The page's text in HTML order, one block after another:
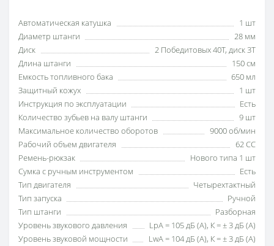
Автоматическая катушка
1 шт
Диаметр штанги
28 мм
Диск
2 Победитовых 40Т, диск 3Т
Длина штанги
150 см
Емкость топливного бака
650 мл
Защитный кожух
1 шт
Инструкция по эксплуатации
Есть
Количество зубьев на валу штанги
9 шт
Максимальное количество оборотов
9000 об/мин
Рабочий объем двигателя
62 СС
Ремень-рюкзак
Нового типа 1 шт
Сумка с ручным инструментом
Есть
Тип двигателя
Четырехтактный
Тип запуска
Ручной
Тип штанги
Разборная
Уровень звукового давления
LpA = 105 дБ (А), К = ± 3 дБ (А)
Уровень звуковой мощности
LwA = 104 дБ (А), К = ± 3 дБ (А)